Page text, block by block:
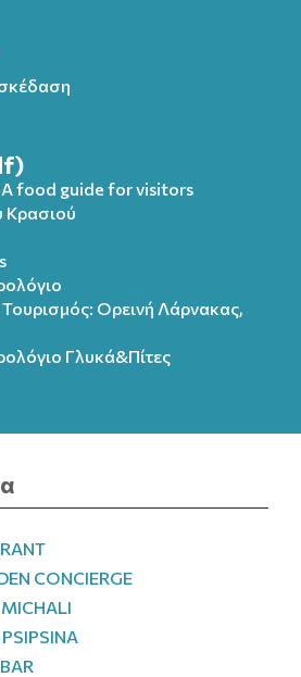
A food guide for visitors
Κρασιού
Τουρισμός: Ορεινή Λάρνακας,
Γλυκά&Πίτες
CONCIERGE